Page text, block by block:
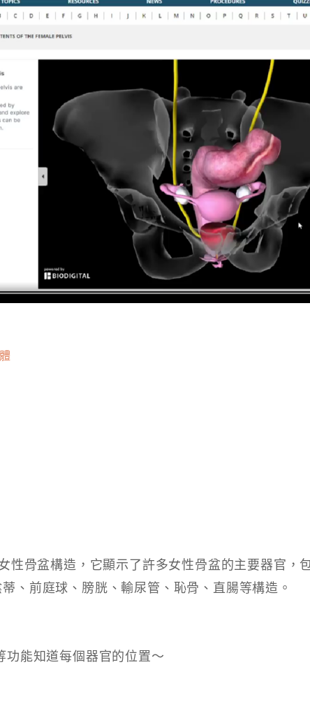
性骨盆構造，它顯示了許多女性骨盆的主要器官，
、前庭球、膀胱、輸尿管、恥骨、直腸等構造。
能知道每個器官的位置～